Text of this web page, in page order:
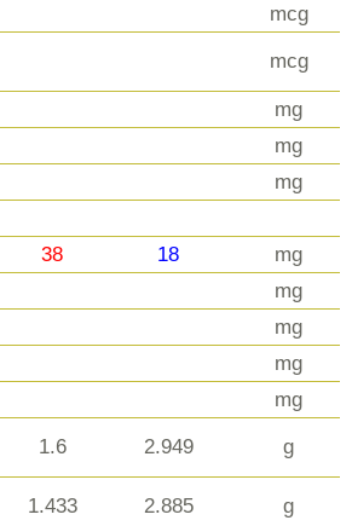
mcg
mcg
mg
mg
mg
38 18
mg
mg
mg
mg
mg
1.6 2.949 g
1.433 2.885 g